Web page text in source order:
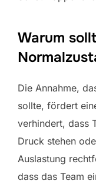
Warum
Die Annahme,
sollte, fördert
verhindert, dass
Druck stehen
Auslastung
dass das Team